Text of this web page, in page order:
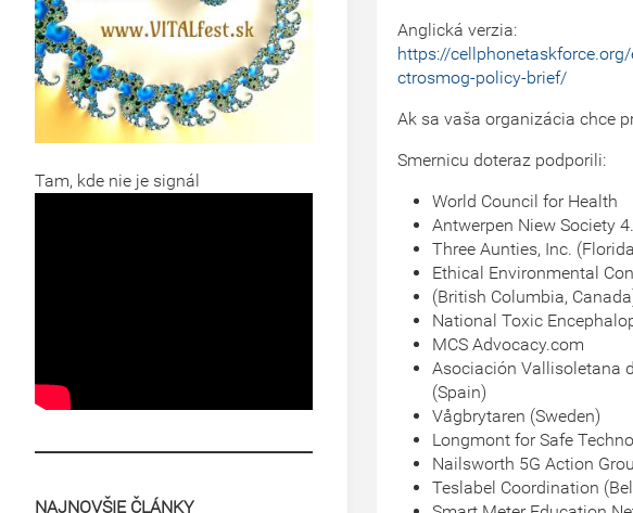
Anglická verzia:
https://
ctrosmog-policy-brief/
Ak sa vaša organizácia chce
Smernicu doteraz podporili:
World Council for Health
Antwerpen Niew Society
Three Aunties, Inc.
Ethical Environmental
(British Columbia,
National Toxic
MCS Advocacy.com
Asociación Vallisoletana
(Spain)
Vågbrytaren (Sweden)
Longmont for Safe
Nailsworth 5G Action
Teslabel Coordination
Tam, kde nie je signál
NAJNOVŠIE ČLÁNKY